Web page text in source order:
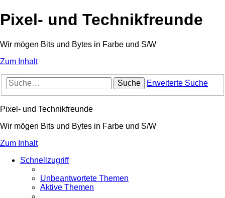
Pixel- und Technikfreunde
Wir mögen Bits und Bytes in Farbe und S/W
Zum Inhalt
Suche Erweiterte Suche
Pixel- und Technikfreunde
Wir mögen Bits und Bytes in Farbe und S/W
Zum Inhalt
Schnellzugriff
Unbeantwortete Themen
Aktive Themen